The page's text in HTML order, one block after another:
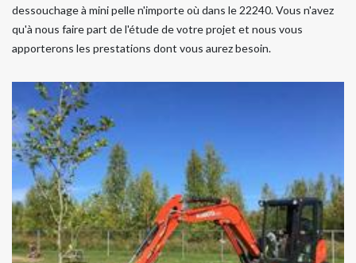
dessouchage à mini pelle n'importe où dans le 22240. Vous n'avez
qu'à nous faire part de l'étude de votre projet et nous vous
apporterons les prestations dont vous aurez besoin.